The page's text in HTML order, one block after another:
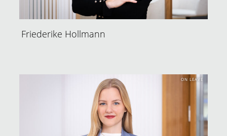
Friederike Hollmann
ON LEAVE